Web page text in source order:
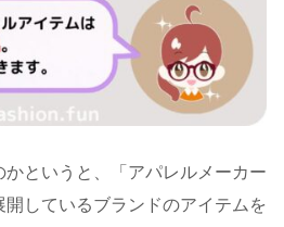
というと、「アパレルメーカー
しているブランドのアイテムを